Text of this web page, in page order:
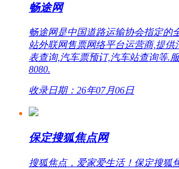
畅途网
畅途网是中国道路运输协会指定的
站外联网售票网络平台运营商,提供
表查询,汽车票预订,汽车站查询等.
8080.
收录日期：26年07月06日
保定搜狐焦点网
搜狐焦点，爱家爱生活！保定搜狐